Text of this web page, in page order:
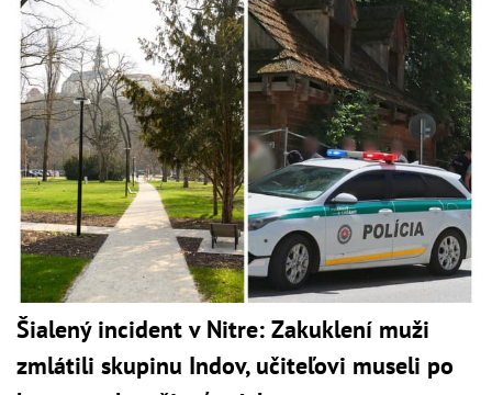
Šialený incident v Nitre: Zakuklení muži
zmlátili skupinu Indov, učiteľovi museli po